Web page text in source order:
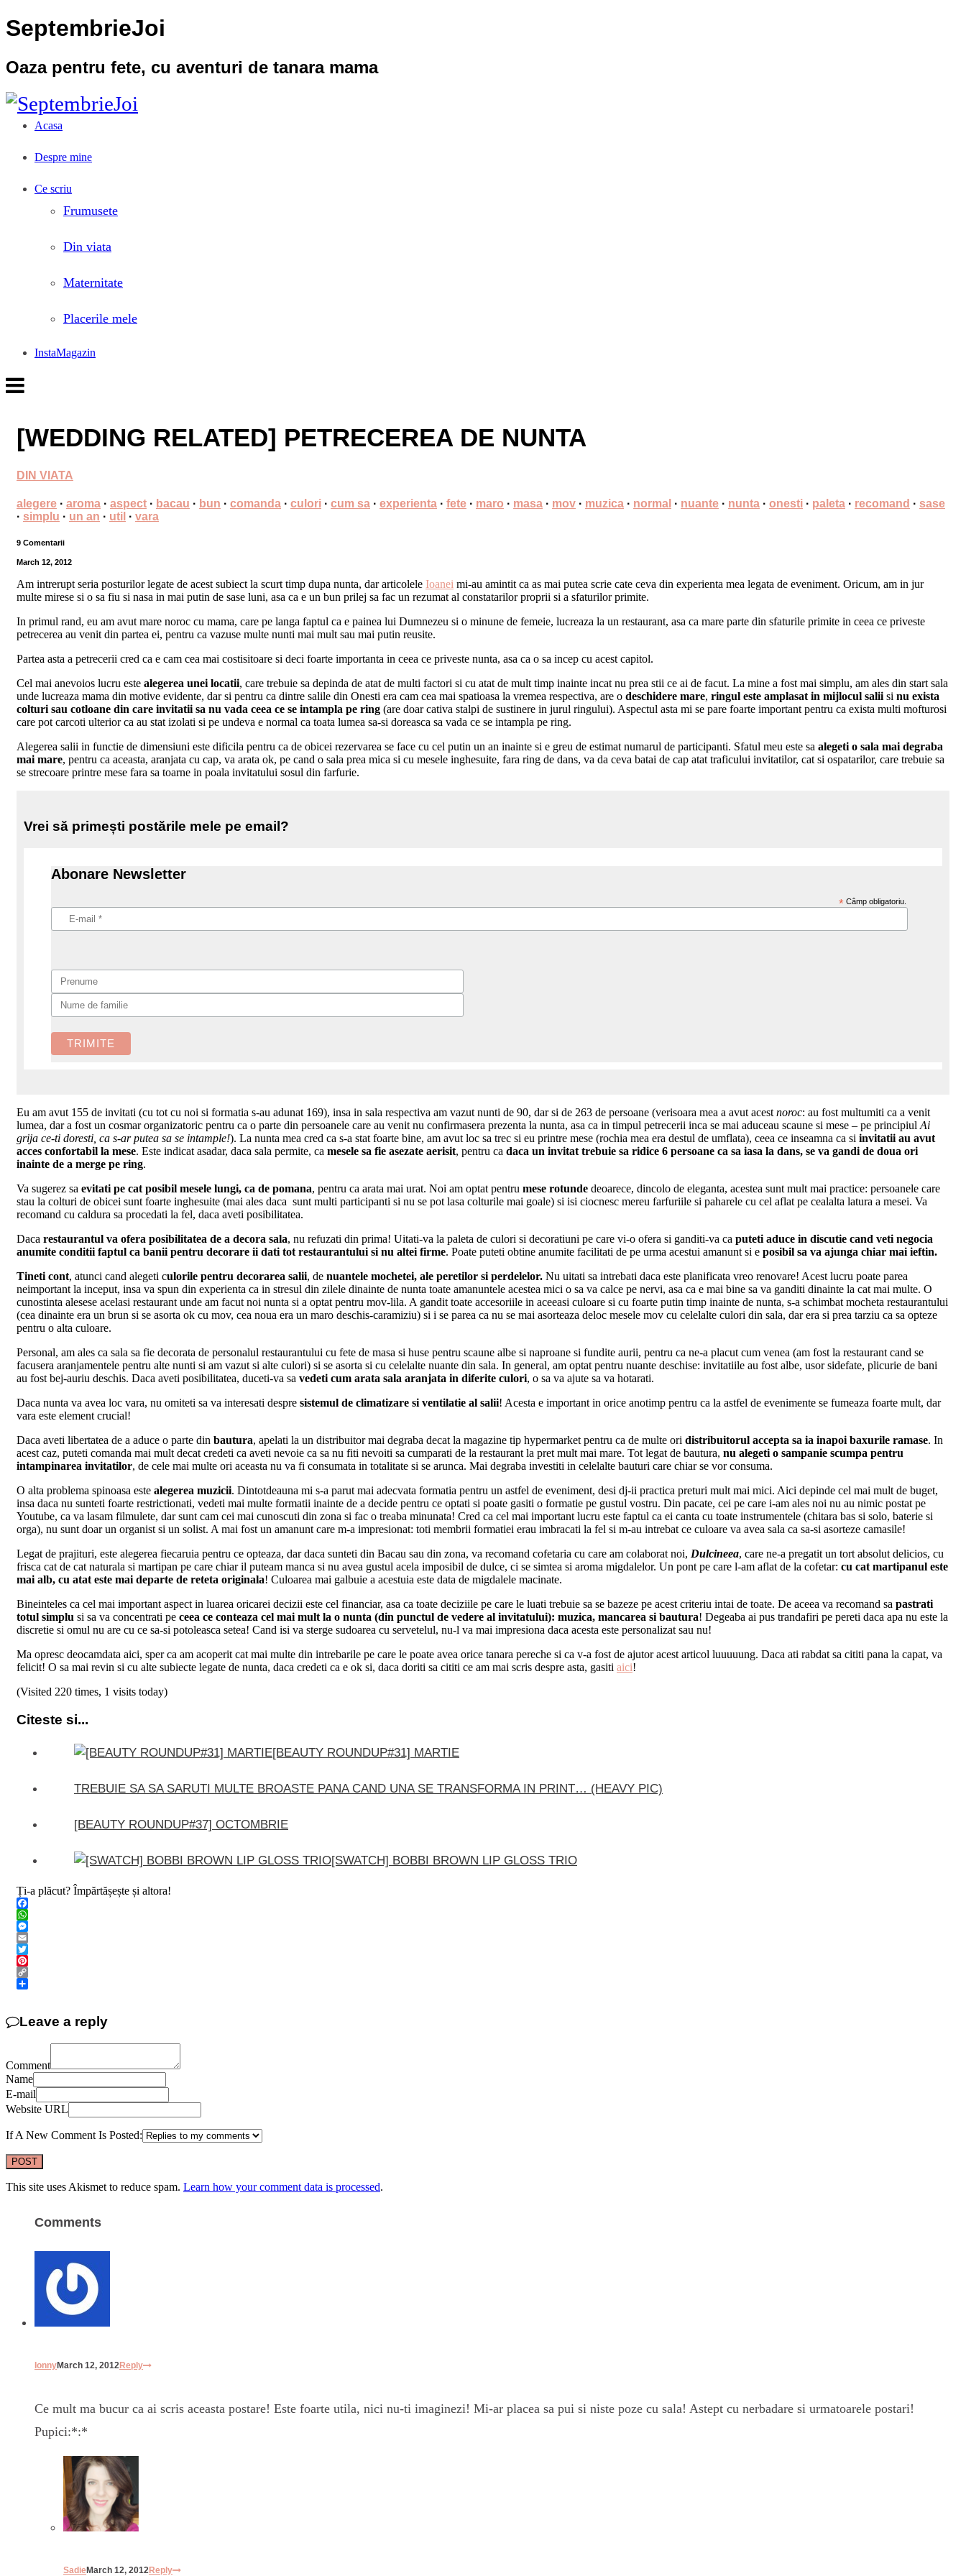
SeptembrieJoi
Oaza pentru fete, cu aventuri de tanara mama
Acasa
Despre mine
Ce scriu
Frumusete
Din viata
Maternitate
Placerile mele
InstaMagazin
[WEDDING RELATED] PETRECEREA DE NUNTA
DIN VIATA
alegere · aroma · aspect · bacau · bun · comanda · culori · cum sa · experienta · fete · maro · masa · mov · muzica · normal · nuante · nunta · onesti · paleta · recomand · sase
· simplu · un an · util · vara
9 Comentarii
March 12, 2012
Am intrerupt seria posturilor legate de acest subiect la scurt timp dupa nunta, dar articolele Ioanei mi-au amintit ca as mai putea scrie cate ceva din experienta mea legata de eveniment. Oricum, am in jur
multe mirese si o sa fiu si nasa in mai putin de sase luni, asa ca e un bun prilej sa fac un rezumat al constatarilor proprii si a sfaturilor primite.
In primul rand, eu am avut mare noroc cu mama, care pe langa faptul ca e painea lui Dumnezeu si o minune de femeie, lucreaza la un restaurant, asa ca mare parte din sfaturile primite in ceea ce priveste
petrecerea au venit din partea ei, pentru ca vazuse multe nunti mai mult sau mai putin reusite.
Partea asta a petrecerii cred ca e cam cea mai costisitoare si deci foarte importanta in ceea ce priveste nunta, asa ca o sa incep cu acest capitol.
Cel mai anevoios lucru este alegerea unei locatii, care trebuie sa depinda de atat de multi factori si cu atat de mult timp inainte incat nu prea stii ce ai de facut. La mine a fost mai simplu, am ales din start sala
unde lucreaza mama din motive evidente, dar si pentru ca dintre salile din Onesti era cam cea mai spatioasa la vremea respectiva, are o deschidere mare, ringul este amplasat in mijlocul salii si nu exista
colturi sau cotloane din care invitatii sa nu vada ceea ce se intampla pe ring (are doar cativa stalpi de sustinere in jurul ringului). Aspectul asta mi se pare foarte important pentru ca exista multi mofturosi
care pot carcoti ulterior ca au stat izolati si pe undeva e normal ca toata lumea sa-si doreasca sa vada ce se intampla pe ring.
Alegerea salii in functie de dimensiuni este dificila pentru ca de obicei rezervarea se face cu cel putin un an inainte si e greu de estimat numarul de participanti. Sfatul meu este sa alegeti o sala mai degraba
mai mare, pentru ca aceasta, aranjata cu cap, va arata ok, pe cand o sala prea mica si cu mesele inghesuite, fara ring de dans, va da ceva batai de cap atat traficului invitatilor, cat si ospatarilor, care trebuie sa
se strecoare printre mese fara sa toarne in poala invitatului sosul din farfurie.
Vrei să primești postările mele pe email?
Abonare Newsletter
* Câmp obligatoriu.
Eu am avut 155 de invitati (cu tot cu noi si formatia s-au adunat 169), insa in sala respectiva am vazut nunti de 90, dar si de 263 de persoane (verisoara mea a avut acest noroc: au fost multumiti ca a venit
lumea, dar a fost un cosmar organizatoric pentru ca o parte din persoanele care au venit nu confirmasera prezenta la nunta, asa ca in timpul petrecerii inca se mai aduceau scaune si mese – pe principiul Ai
grija ce-ti doresti, ca s-ar putea sa se intample!). La nunta mea cred ca s-a stat foarte bine, am avut loc sa trec si eu printre mese (rochia mea era destul de umflata), ceea ce inseamna ca si invitatii au avut
acces confortabil la mese. Este indicat asadar, daca sala permite, ca mesele sa fie asezate aerisit, pentru ca daca un invitat trebuie sa ridice 6 persoane ca sa iasa la dans, se va gandi de doua ori
inainte de a merge pe ring.
Va sugerez sa evitati pe cat posibil mesele lungi, ca de pomana, pentru ca arata mai urat. Noi am optat pentru mese rotunde deoarece, dincolo de eleganta, acestea sunt mult mai practice: persoanele care
stau la colturi de obicei sunt foarte inghesuite (mai ales daca sunt multi participanti si nu se pot lasa colturile mai goale) si isi ciocnesc mereu farfuriile si paharele cu cel aflat pe cealalta latura a mesei. Va
recomand cu caldura sa procedati la fel, daca aveti posibilitatea.
Daca restaurantul va ofera posibilitatea de a decora sala, nu refuzati din prima! Uitati-va la paleta de culori si decoratiuni pe care vi-o ofera si ganditi-va ca puteti aduce in discutie cand veti negocia
anumite conditii faptul ca banii pentru decorare ii dati tot restaurantului si nu altei firme. Poate puteti obtine anumite facilitati de pe urma acestui amanunt si e posibil sa va ajunga chiar mai ieftin.
Tineti cont, atunci cand alegeti culorile pentru decorarea salii, de nuantele mochetei, ale peretilor si perdelelor. Nu uitati sa intrebati daca este planificata vreo renovare! Acest lucru poate parea
neimportant la inceput, insa va spun din experienta ca in stresul din zilele dinainte de nunta toate amanuntele acestea mici o sa va calce pe nervi, asa ca e mai bine sa va ganditi dinainte la cat mai multe. O
cunostinta alesese acelasi restaurant unde am facut noi nunta si a optat pentru mov-lila. A gandit toate accesoriile in aceeasi culoare si cu foarte putin timp inainte de nunta, s-a schimbat mocheta restaurantului
(cea dinainte era un brun si se asorta ok cu mov, cea noua era un maro deschis-caramiziu) si i se parea ca nu se mai asorteaza deloc mesele mov cu celelalte culori din sala, dar era si prea tarziu ca sa opteze
pentru o alta culoare.
Personal, am ales ca sala sa fie decorata de personalul restaurantului cu fete de masa si huse pentru scaune albe si naproane si fundite aurii, pentru ca ne-a placut cum venea (am fost la restaurant cand se
facusera aranjamentele pentru alte nunti si am vazut si alte culori) si se asorta si cu celelalte nuante din sala. In general, am optat pentru nuante deschise: invitatiile au fost albe, usor sidefate, plicurie de bani
au fost bej-auriu deschis. Daca aveti posibilitatea, duceti-va sa vedeti cum arata sala aranjata in diferite culori, o sa va ajute sa va hotarati.
Daca nunta va avea loc vara, nu omiteti sa va interesati despre sistemul de climatizare si ventilatie al salii! Acesta e important in orice anotimp pentru ca la astfel de evenimente se fumeaza foarte mult, dar
vara este element crucial!
Daca aveti libertatea de a aduce o parte din bautura, apelati la un distribuitor mai degraba decat la magazine tip hypermarket pentru ca de multe ori distribuitorul accepta sa ia inapoi baxurile ramase. In
acest caz, puteti comanda mai mult decat credeti ca aveti nevoie ca sa nu fiti nevoiti sa cumparati de la restaurant la pret mult mai mare. Tot legat de bautura, nu alegeti o sampanie scumpa pentru
intampinarea invitatilor, de cele mai multe ori aceasta nu va fi consumata in totalitate si se arunca. Mai degraba investiti in celelalte bauturi care chiar se vor consuma.
O alta problema spinoasa este alegerea muzicii. Dintotdeauna mi s-a parut mai adecvata formatia pentru un astfel de eveniment, desi dj-ii practica preturi mult mai mici. Aici depinde cel mai mult de buget,
insa daca nu sunteti foarte restrictionati, vedeti mai multe formatii inainte de a decide pentru ce optati si poate gasiti o formatie pe gustul vostru. Din pacate, cei pe care i-am ales noi nu au nimic postat pe
Youtube, ca va lasam filmulete, dar sunt cam cei mai cunoscuti din zona si fac o treaba minunata! Cred ca cel mai important lucru este faptul ca ei canta cu toate instrumentele (chitara bas si solo, baterie si
orga), nu sunt doar un organist si un solist. A mai fost un amanunt care m-a impresionat: toti membrii formatiei erau imbracati la fel si m-au intrebat ce culoare va avea sala ca sa-si asorteze camasile!
Legat de prajituri, este alegerea fiecaruia pentru ce opteaza, dar daca sunteti din Bacau sau din zona, va recomand cofetaria cu care am colaborat noi, Dulcineea, care ne-a pregatit un tort absolut delicios, cu
frisca cat de cat naturala si martipan pe care chiar il puteam manca si nu avea gustul acela imposibil de dulce, ci se simtea si aroma migdalelor. Un pont pe care l-am aflat de la cofetar: cu cat martipanul este
mai alb, cu atat este mai departe de reteta originala! Culoarea mai galbuie a acestuia este data de migdalele macinate.
Bineinteles ca cel mai important aspect in luarea oricarei decizii este cel financiar, asa ca toate deciziile pe care le luati trebuie sa se bazeze pe acest criteriu intai de toate. De aceea va recomand sa pastrati
totul simplu si sa va concentrati pe ceea ce conteaza cel mai mult la o nunta (din punctul de vedere al invitatului): muzica, mancarea si bautura! Degeaba ai pus trandafiri pe pereti daca apa nu este la
discretie si omul nu are cu ce sa-si potoleasca setea! Cand isi va sterge sudoarea cu servetelul, nu-l va mai impresiona daca acesta este personalizat sau nu!
Ma opresc deocamdata aici, sper ca am acoperit cat mai multe din intrebarile pe care le poate avea orice tanara pereche si ca v-a fost de ajutor acest articol luuuuung. Daca ati rabdat sa cititi pana la capat, va
felicit! O sa mai revin si cu alte subiecte legate de nunta, daca credeti ca e ok si, daca doriti sa cititi ce am mai scris despre asta, gasiti aici!
(Visited 220 times, 1 visits today)
Citeste si...
[BEAUTY ROUNDUP#31] MARTIE
TREBUIE SA SA SARUTI MULTE BROASTE PANA CAND UNA SE TRANSFORMA IN PRINT… (HEAVY PIC)
[BEAUTY ROUNDUP#37] OCTOMBRIE
[SWATCH] BOBBI BROWN LIP GLOSS TRIO
Ți-a plăcut? Împărtășește și altora!
Facebook
WhatsApp
Messenger
Email
Twitter
Pinterest
Copy
Leave a reply
Comment
Name
E-mail
Website URL
If A New Comment Is Posted:
This site uses Akismet to reduce spam. Learn how your comment data is processed.
Comments
IonnyMarch 12, 2012Reply
Ce mult ma bucur ca ai scris aceasta postare! Este foarte utila, nici nu-ti imaginezi! Mi-ar placea sa pui si niste poze cu sala! Astept cu nerbadare si urmatoarele postari!
Pupici:*:*
SadieMarch 12, 2012Reply